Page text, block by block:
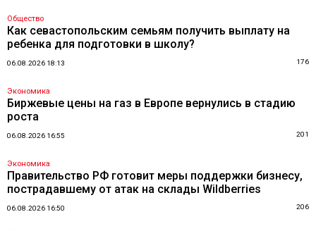
Общество
Как севастопольским семьям получить выплату на
ребенка для подготовки в школу?
06.08.2026 18:13 176
Экономика
Биржевые цены на газ в Европе вернулись в стадию
роста
06.08.2026 16:55 201
Экономика
Правительство РФ готовит меры поддержки бизнесу,
пострадавшему от атак на склады Wildberries
06.08.2026 16:50 206